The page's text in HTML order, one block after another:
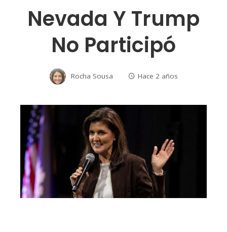
Nevada Y Trump
No Participó
Rocha Sousa Hace 2 años